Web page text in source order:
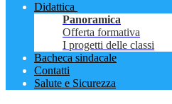
Didattica
Panoramica
Offerta formativa
I progetti delle classi
Bacheca sindacale
Contatti
Salute e Sicurezza